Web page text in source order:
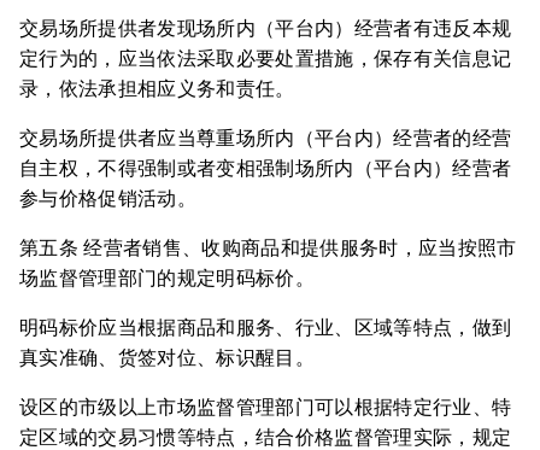
交易场所提供者发现场所内（平台内）经营者有违反本规
定行为的，应当依法采取必要处置措施，保存有关信息记
录，依法承担相应义务和责任。
交易场所提供者应当尊重场所内（平台内）经营者的经营
自主权，不得强制或者变相强制场所内（平台内）经营者
参与价格促销活动。
第五条 经营者销售、收购商品和提供服务时，应当按照市
场监督管理部门的规定明码标价。
明码标价应当根据商品和服务、行业、区域等特点，做到
真实准确、货签对位、标识醒目。
设区的市级以上市场监督管理部门可以根据特定行业、特
定区域的交易习惯等特点，结合价格监督管理实际，规定